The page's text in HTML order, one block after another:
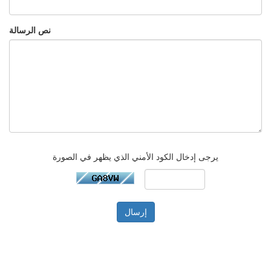
نص الرسالة
يرجى إدخال الكود الأمني الذي يظهر في الصورة
إرسال